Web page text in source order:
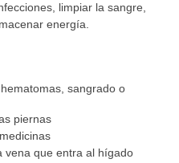
limpiar la sangre,
energía.
sangrado o
piernas
vena que entra al hígado